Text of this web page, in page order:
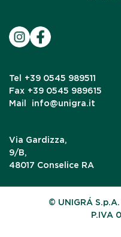
Tel
+39 0545 989511
Fax +39 0545 989615
Mail
info@unigra.it
Via Gardizza,
9/B,
48017 Conselice RA
© UNIGRÁ
P.IVA